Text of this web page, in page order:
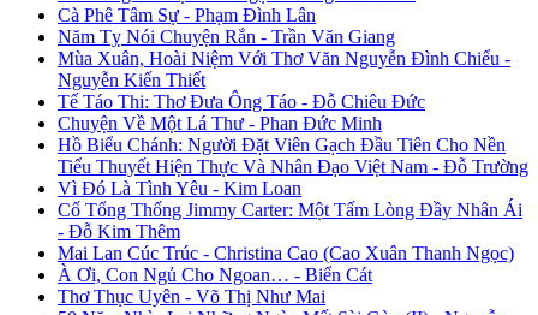
Cà Phê Tâm Sự - Phạm Đình Lân
Năm Tỵ Nói Chuyện Rắn - Trần Văn Giang
Mùa Xuân, Hoài Niệm Với Thơ Văn Nguyễn Đình Chiểu -
Nguyễn Kiến Thiết
Tế Táo Thi: Thơ Đưa Ông Táo - Đỗ Chiêu Đức
Chuyện Về Một Lá Thư - Phan Đức Minh
Hồ Biểu Chánh: Người Đặt Viên Gạch Đầu Tiên Cho Nền
Tiểu Thuyết Hiện Thực Và Nhân Đạo Việt Nam - Đỗ Trường
Vì Đó Là Tình Yêu - Kim Loan
Cố Tổng Thống Jimmy Carter: Một Tấm Lòng Đầy Nhân Ái
- Đỗ Kim Thêm
Mai Lan Cúc Trúc - Christina Cao (Cao Xuân Thanh Ngọc)
À Ơi, Con Ngủ Cho Ngoan… - Biển Cát
Thơ Thục Uyên - Võ Thị Như Mai